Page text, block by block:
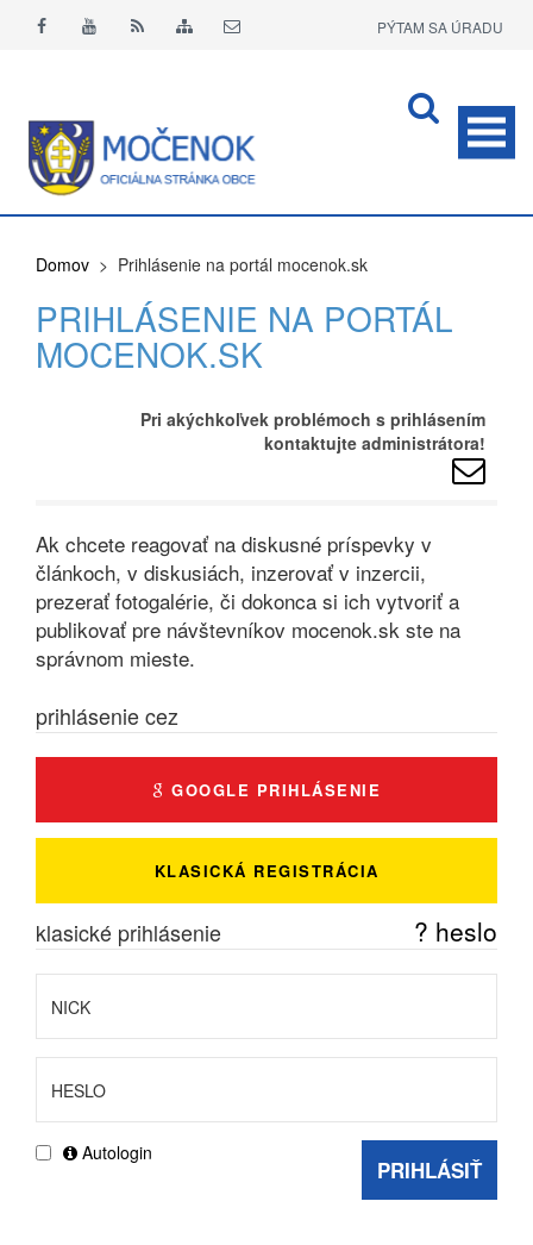
PÝTAM SA ÚRADU
Domov > Prihlásenie na portál mocenok.sk
PRIHLÁSENIE NA PORTÁL
MOCENOK.SK
Pri akýchkoľvek problémoch s prihlásením
kontaktujte administrátora!
Ak chcete reagovať na diskusné príspevky v
článkoch, v diskusiách, inzerovať v inzercii,
prezerať fotogalérie, či dokonca si ich vytvoriť a
publikovať pre návštevníkov mocenok.sk ste na
správnom mieste.
prihlásenie cez
GOOGLE PRIHLÁSENIE
KLASICKÁ REGISTRÁCIA
klasické prihlásenie ? heslo
Autologin
PRIHLÁSIŤ